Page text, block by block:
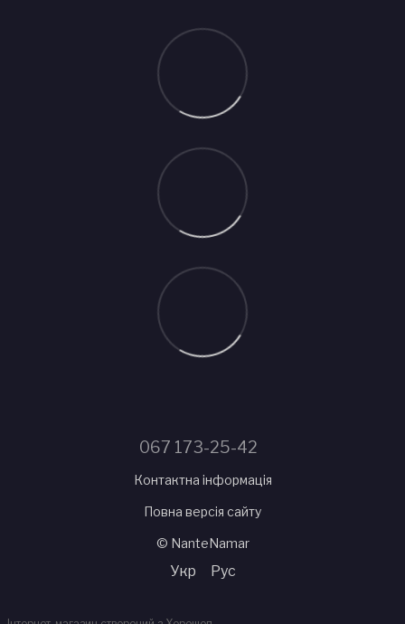
067 173-25-42
Контактна інформація
Повна версія сайту
© NanteNamar
Укр Рус